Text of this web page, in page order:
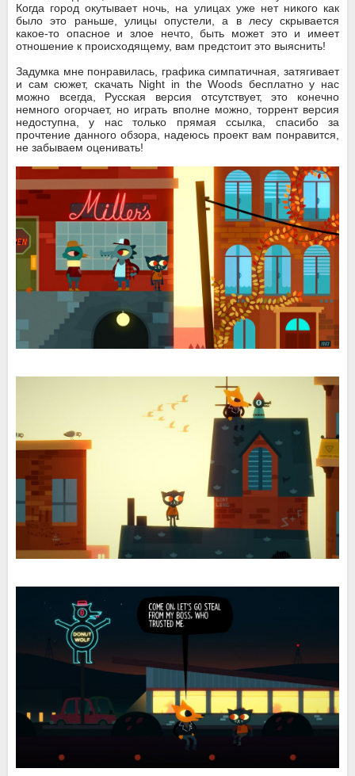
Когда город окутывает ночь, на улицах уже нет никого как
было это раньше, улицы опустели, а в лесу скрывается
какое-то опасное и злое нечто, быть может это и имеет
отношение к происходящему, вам предстоит это выяснить!
Задумка мне понравилась, графика симпатичная, затягивает
и сам сюжет, скачать Night in the Woods бесплатно у нас
можно всегда, Русская версия отсутствует, это конечно
немного огорчает, но играть вполне можно, торрент версия
недоступна, у нас только прямая ссылка, спасибо за
прочтение данного обзора, надеюсь проект вам понравится,
не забываем оценивать!